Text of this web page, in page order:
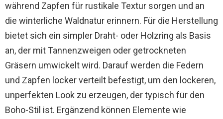
während Zapfen für rustikale Textur sorgen und an
die winterliche Waldnatur erinnern. Für die Herstellung
bietet sich ein simpler Draht- oder Holzring als Basis
an, der mit Tannenzweigen oder getrockneten
Gräsern umwickelt wird. Darauf werden die Federn
und Zapfen locker verteilt befestigt, um den lockeren,
unperfekten Look zu erzeugen, der typisch für den
Boho-Stil ist. Ergänzend können Elemente wie